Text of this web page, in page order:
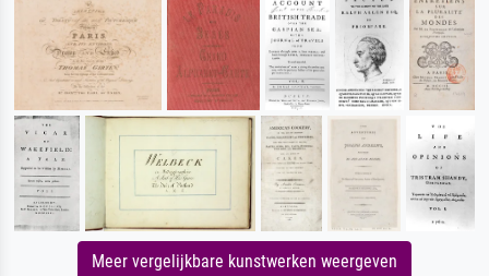
Meer vergelijkbare kunstwerken weergeven